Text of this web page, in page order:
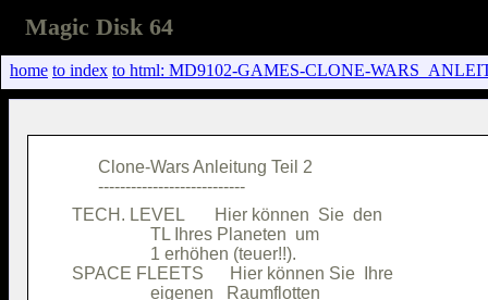
Magic Disk 64
home to index to html: MD9102-GAMES-CLONE-
       Clone-Wars Anleitung Teil 2
TECH. LEVEL       Hier können  Sie  den
                   TL Ihres Planeten  um
                   1 erhöhen (teuer!!).
SPACE FLEETS      Hier können Sie  Ihre
                   eigenen   Raumflotten